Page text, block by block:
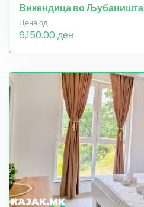
Викендица во Љубаништа
Цена од
6,150.00 ден